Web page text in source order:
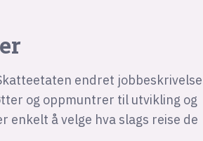
endret jobbeskrivelse
og oppmuntrer til utvikling og
enkelt å velge hva slags reise de